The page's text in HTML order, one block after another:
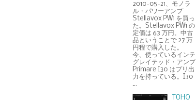
2010-05-21、モノラ
ル・パワーアンプ
Stellavox PW1 を買っ
た。Stellavox PW1 の
定価は 63 万円。中古
品ということで 27 万
円程で購入した。
今、使っているインテ
グレイテッド・アンプ
Primare I30 はプリ出
力を持っている。I30
...
TOHO